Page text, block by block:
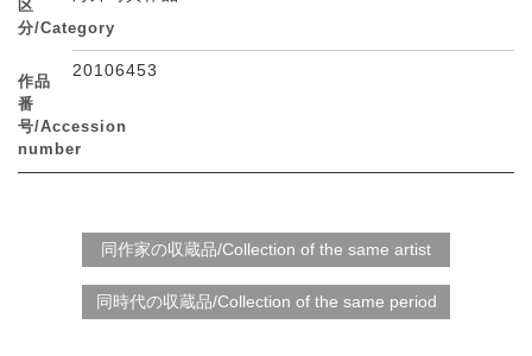
区
分/Category
作品
番
号/Accession
number
20106453